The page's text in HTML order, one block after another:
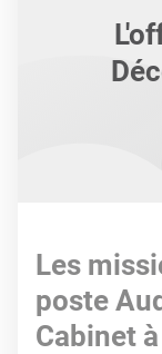
Les
poste
Cabinet